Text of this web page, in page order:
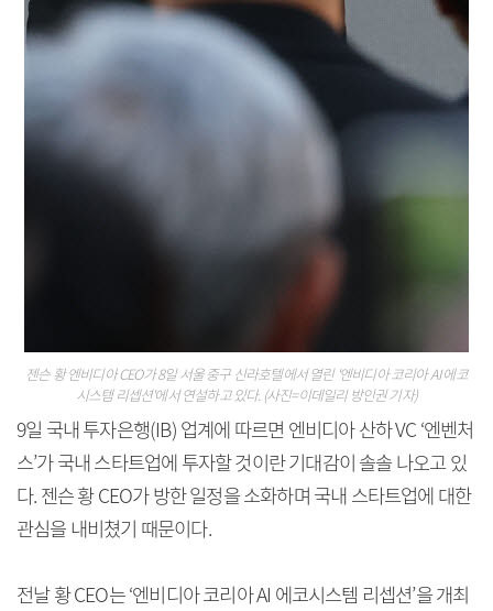
젠슨 황 엔비디아 CEO가 8일 서울 중구 신라호텔에서 열린 '엔비디아 코리아 AI 에코
시스템 리셉션'에서 연설하고 있다. (사진=이데일리 방인권 기자)
9일 국내 투자은행(IB) 업계에 따르면 엔비디아 산하 VC ‘엔벤처
스’가 국내 스타트업에 투자할 것이란 기대감이 솔솔 나오고 있
다. 젠슨 황 CEO가 방한 일정을 소화하며 국내 스타트업에 대한
관심을 내비쳤기 때문이다.
전날 황 CEO는 ‘엔비디아 코리아 AI 에코시스템 리셉션’을 개최